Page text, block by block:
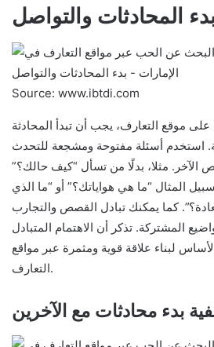
المحادثات والتواصل
Source: www.ibtdi.com
موقع التعارف، يجب أن تبدأ المحادثة
استخدم أسئلة مفتوحة ومشجعة للتحدث
مثلا، بدلًا من تسأل “كيف حالك؟”
المثال “ما هي هواياتك؟” أو “ما الذي
كما يمكنك تبادل القصص والتجارب
المشتركة. تذكر أن الاهتمام المتبادل
لبناء علاقة قوية ومثمرة عبر مواقع
التعارف.
بدء محادثات مع الآخرين